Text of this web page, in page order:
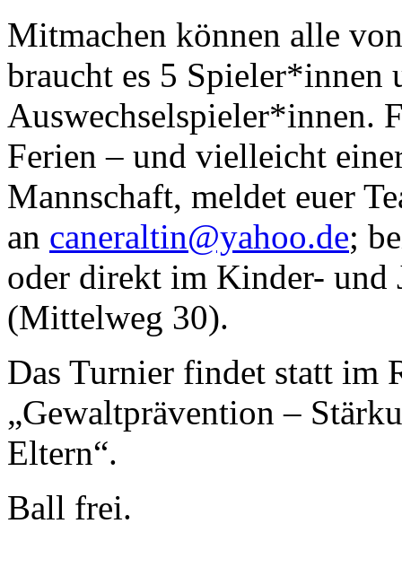
Mitmachen können alle
braucht es 5 Spieler*innen
Auswechselspieler*innen.
Ferien – und vielleicht
Mannschaft, meldet euer
an caneraltin@yahoo.de;
oder direkt im Kinder- und
(Mittelweg 30).
Das Turnier findet statt im
„Gewaltprävention –
Eltern“.
Ball frei.